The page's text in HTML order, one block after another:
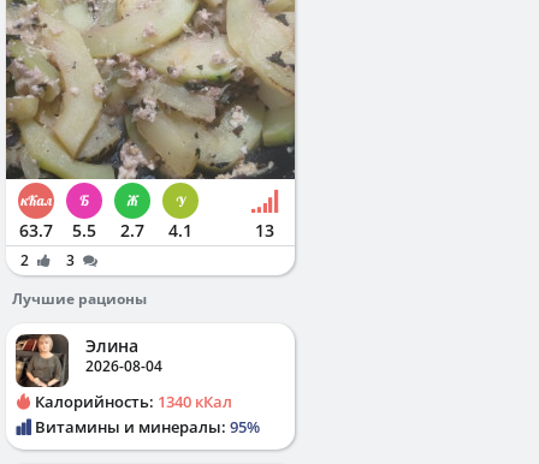
63.7 5.5 2.7 4.1 13
2
3
Лучшие рационы
Элина
2026-08-04
Калорийность: 1340 кКал
Витамины и минералы: 95%